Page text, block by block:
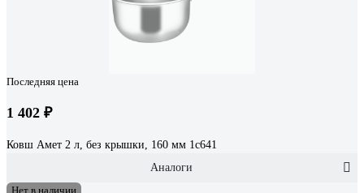
Последняя цена
1 402 ₽
Ковш Амет 2 л, без крышки, 160 мм 1с641
Аналоги
Нет в наличии